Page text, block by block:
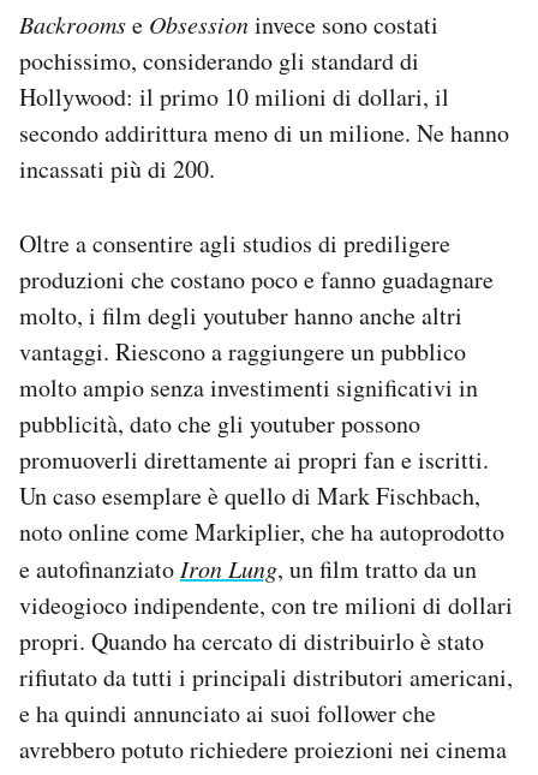
Backroomse Obsessioninvece sono costati
pochissimo, considerando gli standard di
Hollywood: il primo 10 milioni di dollari, il
secondo addirittura meno di un milione. Ne hanno
incassati più di 200.
Oltre a consentire agli studios di prediligere
produzioni che costano poco e fanno guadagnare
molto, i film degli youtuber hanno anche altri
vantaggi. Riescono a raggiungere un pubblico
molto ampio senza investimenti significativi in
pubblicità, dato che gli youtuber possono
promuoverli direttamente ai propri fan e iscritti.
Un caso esemplare è quello di Mark Fischbach,
noto online come Markiplier, che ha autoprodotto
e autofinanziato Iron Lung, un film tratto da un
videogioco indipendente, con tre milioni di dollari
propri. Quando ha cercato di distribuirlo è stato
rifiutato da tutti i principali distributori americani,
e ha quindi annunciato ai suoi follower che
avrebbero potuto richiedere proiezioni nei cinema